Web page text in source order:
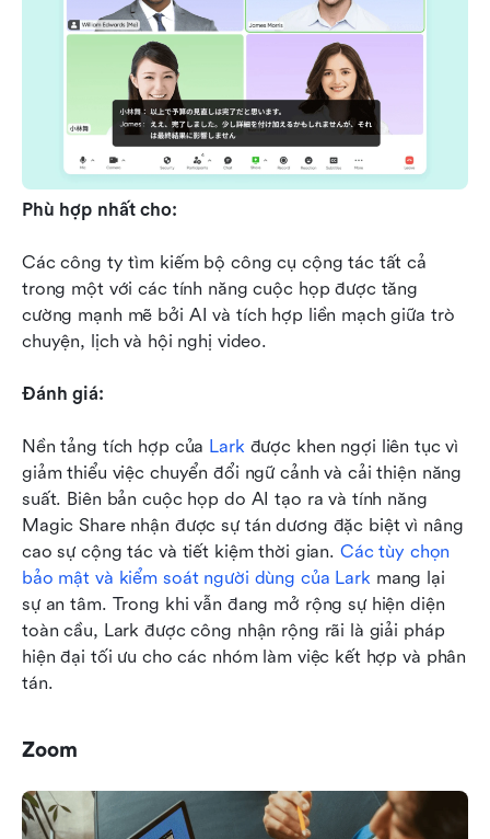
Phù hợp nhất cho:
Các công ty tìm kiếm bộ công cụ cộng tác tất cả
trong một với các tính năng cuộc họp được tăng
cường mạnh mẽ bởi AI và tích hợp liền mạch giữa trò
chuyện, lịch và hội nghị video.
Đánh giá:
Nền tảng tích hợp của Lark được khen ngợi liên tục vì
giảm thiểu việc chuyển đổi ngữ cảnh và cải thiện năng
suất. Biên bản cuộc họp do AI tạo ra và tính năng
Magic Share nhận được sự tán dương đặc biệt vì nâng
cao sự cộng tác và tiết kiệm thời gian. Các tùy chọn
bảo mật và kiểm soát người dùng của Lark mang lại
sự an tâm. Trong khi vẫn đang mở rộng sự hiện diện
toàn cầu, Lark được công nhận rộng rãi là giải pháp
hiện đại tối ưu cho các nhóm làm việc kết hợp và phân
tán.
Zoom